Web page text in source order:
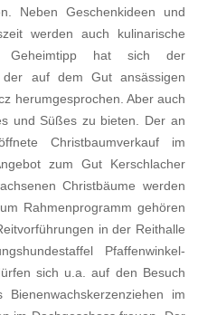
Neben Geschenkideen und
werden auch kulinarische
Geheimtipp hat sich der
der auf dem Gut ansässigen
herumgesprochen. Aber auch
und Süßes zu bieten. Der an
Christbaumverkauf im
zum Gut Kerschlacher
Christbäume werden
Rahmenprogramm gehören
in der Reithalle
Pfaffenwinkel-
sich u.a. auf den Besuch
im